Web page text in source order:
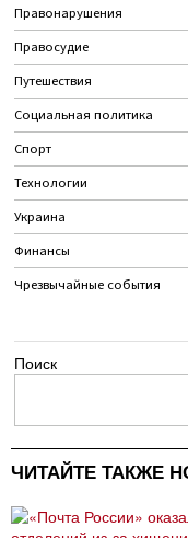
Правонарушения
Правосудие
Путешествия
Социальная политика
Спорт
Технологии
Украина
Финансы
Чрезвычайные события
Поиск
ЧИТАЙТЕ ТАКЖЕ